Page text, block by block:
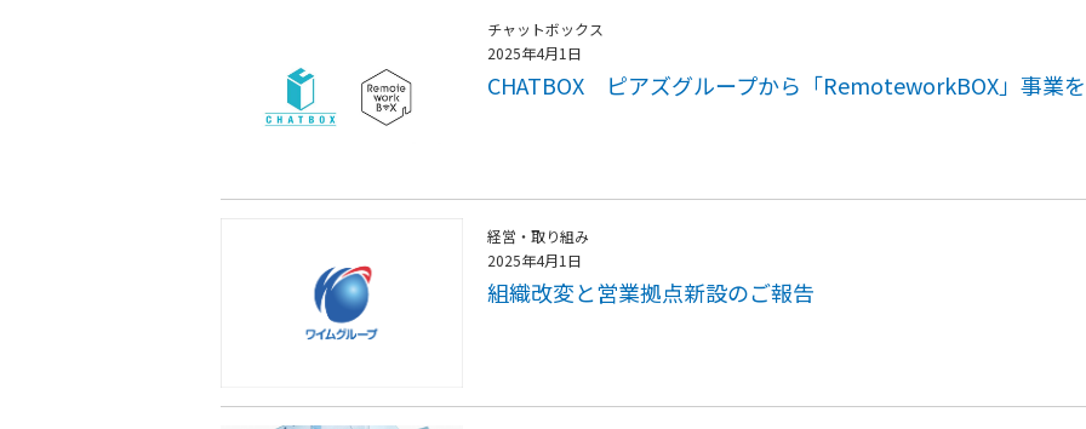
チャットボックス
2025年4月1日
CHATBOX ピアズグループから「RemoteworkBOX」事業
経営・取り組み
2025年4月1日
組織改変と営業拠点新設のご報告